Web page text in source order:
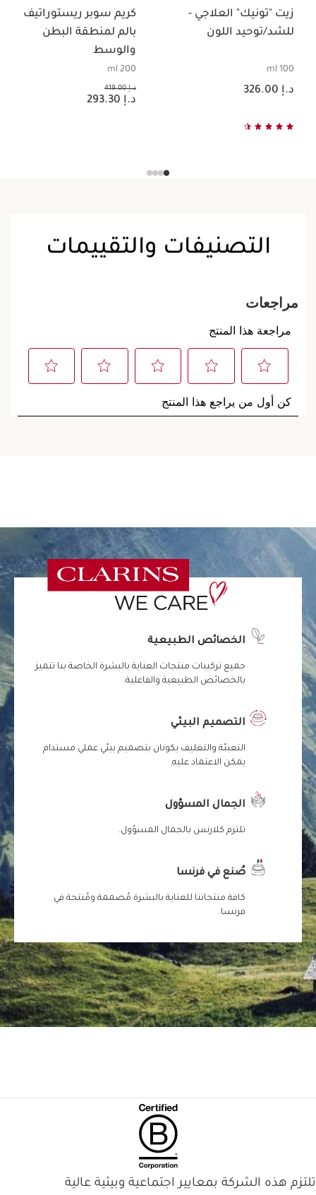
زيت "تونيك" العلاجي -
للشد/توحيد اللون
100 ml
السعر الحالي هو د.إ 326.00
د.إ 326.00
كريم سوبر ريستوراتيف
بالم لمنطقة البطن
والوسط
200 ml
د.إ 419.00
السعر الحالي هو د.إ 293.30
د.إ 293.30
التصنيفات والتقييمات
الخصائص الطبيعية
جميع تركيبات منتجات العناية بالبشرة الخاصة بنا تتميز
بالخصائص الطبيعية والفاعلية.
التصميم البيئي
التعبئة والتغليف يكونان بتصميم بيئي عملي مستدام
يمكن الاعتماد عليه.
الجمال المسؤول
تلتزم كلارنس بالجمال المسؤول.
صُنع في فرنسا
كافة منتجاتنا للعناية بالبشرة مُصممة ومُنتجة في
فرنسا.
تلتزم هذه الشركة بمعايير اجتماعية وبيئية عالية